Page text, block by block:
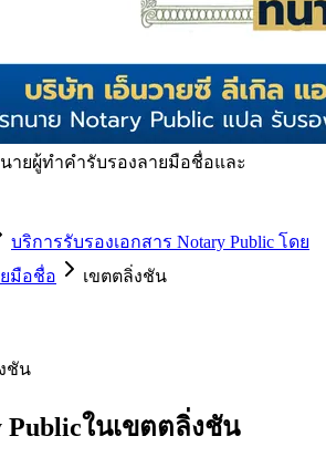
ายผู้ทำคำรับรองลายมือชื่อและ
บริการรับรองเอกสาร Notary Public โดย
มือชื่อ
เขตตลิ่งชัน
ชัน
Publicในเขตตลิ่งชัน